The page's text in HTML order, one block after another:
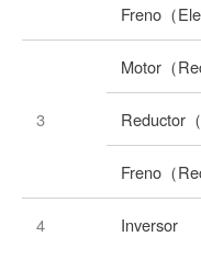
Freno（
3
Motor（
Reductor
Freno（
4 Inversor